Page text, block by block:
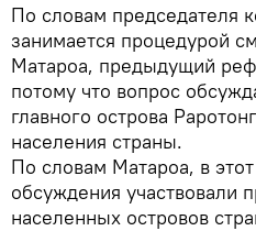
По словам председателя
занимается процедурой
Матароа, предыдущий
потому что вопрос
главного острова
населения страны.
По словам Матароа, в
обсуждения участвовали
населенных островов